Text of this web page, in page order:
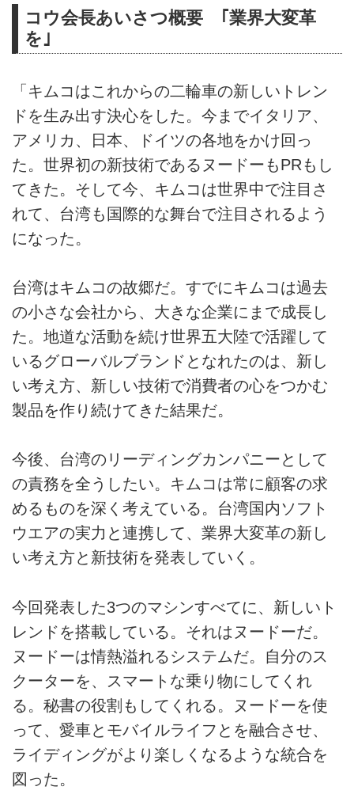
コウ会長あいさつ概要 ｢業界大変革
を｣
「キムコはこれからの二輪車の新しいトレン
ドを生み出す決心をした。今までイタリア、
アメリカ、日本、ドイツの各地をかけ回っ
た。世界初の新技術であるヌードーもPRもし
てきた。そして今、キムコは世界中で注目さ
れて、台湾も国際的な舞台で注目されるよう
になった。
台湾はキムコの故郷だ。すでにキムコは過去
の小さな会社から、大きな企業にまで成長し
た。地道な活動を続け世界五大陸で活躍して
いるグローバルブランドとなれたのは、新し
い考え方、新しい技術で消費者の心をつかむ
製品を作り続けてきた結果だ。
今後、台湾のリーディングカンパニーとして
の責務を全うしたい。キムコは常に顧客の求
めるものを深く考えている。台湾国内ソフト
ウエアの実力と連携して、業界大変革の新し
い考え方と新技術を発表していく。
今回発表した3つのマシンすべてに、新しいト
レンドを搭載している。それはヌードーだ。
ヌードーは情熱溢れるシステムだ。自分のス
クーターを、スマートな乗り物にしてくれ
る。秘書の役割もしてくれる。ヌードーを使
って、愛車とモバイルライフとを融合させ、
ライディングがより楽しくなるような統合を
図った。